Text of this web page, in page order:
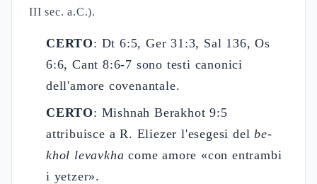
III sec. a.C.).
CERTO: Dt 6:5, Ger 31:3, Sal 136, Os
6:6, Cant 8:6-7 sono testi canonici
dell'amore covenantale.
CERTO: Mishnah Berakhot 9:5
attribuisce a R. Eliezer l'esegesi delbe-
khol levavkha come amore «con entrambi
i yetzer».